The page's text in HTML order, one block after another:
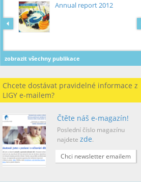
Annual report 2012
zobrazit všechny publikace
Chcete dostávat pravidelné informace z
LIGY e-mailem?
Čtěte náš e-magazín!
Poslední číslo magazínu
najdete zde.
Chci newsletter emailem